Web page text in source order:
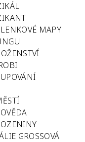
MAPY
GROSSOVÁ